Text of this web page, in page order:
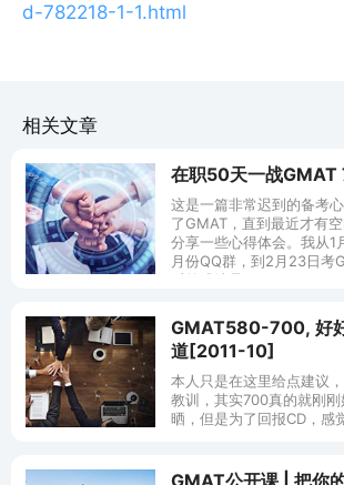
d-782218-1-1.html
相关文章
在职50天一战GMAT
这是一篇非常迟到的备考
了GMAT，直到最近才有
分享一些心得体会。我从
月份QQ群，到2月23日考
后的成绩是780 (
GMAT580-700, 好
道[2011-10]
本人只是在这里给点建议
教训，其实700真的就刚刚
晒，但是为了回报CD，感